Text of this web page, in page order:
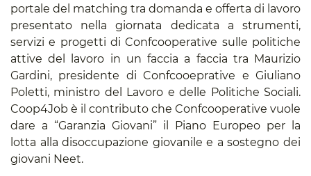
portale del matching tra domanda e offerta di lavoro
presentato nella giornata dedicata a strumenti,
servizi e progetti di Confcooperative sulle politiche
attive del lavoro in un faccia a faccia tra Maurizio
Gardini, presidente di Confcooeprative e Giuliano
Poletti, ministro del Lavoro e delle Politiche Sociali.
Coop4Job è il contributo che Confcooperative vuole
dare a “Garanzia Giovani” il Piano Europeo per la
lotta alla disoccupazione giovanile e a sostegno dei
giovani Neet.